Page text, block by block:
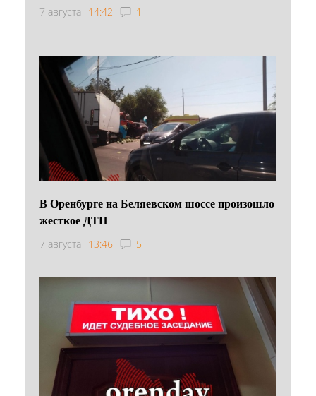
7 августа 14:42 1
В Оренбурге на Беляевском шоссе произошло
жесткое ДТП
7 августа 13:46 5